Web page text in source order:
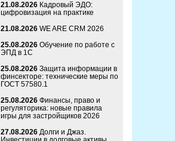
21.08.2026 Кадровый ЭДО:
цифровизация на практике
21.08.2026 WE ARE CRM 2026
25.08.2026 Обучение по работе с
ЭПД в 1С
25.08.2026 Защита информации в
финсекторе: технические меры по
ГОСТ 57580.1
25.08.2026 Финансы, право и
регуляторика: новые правила
игры для застройщиков 2026
27.08.2026 Долги и Джаз.